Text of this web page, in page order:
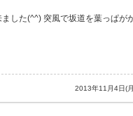
した(^^) 突風で坂道を葉っぱが
2013年11月4日(